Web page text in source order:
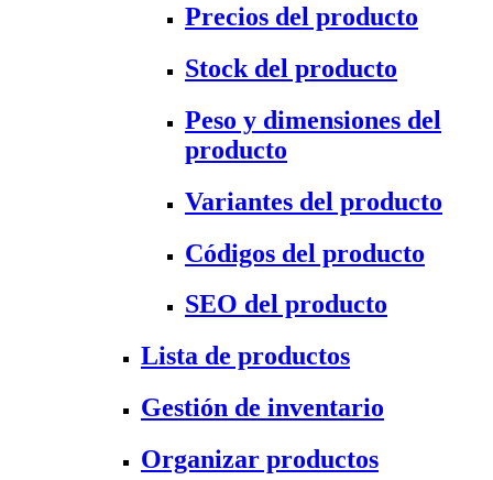
Precios del producto
Stock del producto
Peso y dimensiones del
producto
Variantes del producto
Códigos del producto
SEO del producto
Lista de productos
Gestión de inventario
Organizar productos